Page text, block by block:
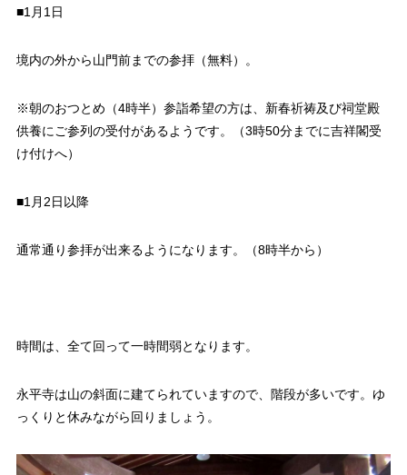
■1月1日
境内の外から山門前までの参拝（無料）。
※朝のおつとめ（4時半）参詣希望の方は、新春祈祷及び祠堂殿
供養にご参列の受付があるようです。（3時50分までに吉祥閣受
け付けへ）
■1月2日以降
通常通り参拝が出来るようになります。（8時半から）
時間は、全て回って一時間弱となります。
永平寺は山の斜面に建てられていますので、階段が多いです。ゆ
っくりと休みながら回りましょう。